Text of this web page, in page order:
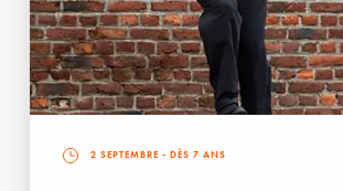
2 SEPTEMBRE - DÈS 7 ANS